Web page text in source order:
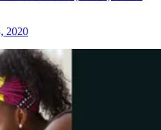
2020